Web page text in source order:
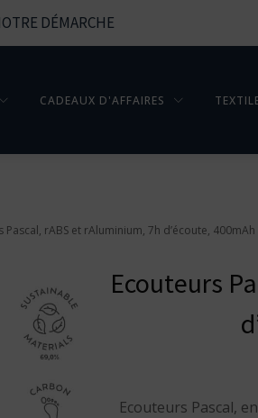
DÉMARCHE
CADEAUX D'AFFAIRES
Pascal, rABS et rAluminium, 7h d’écoute, 400mAh
Ecouteurs
Ecouteurs Pascal,